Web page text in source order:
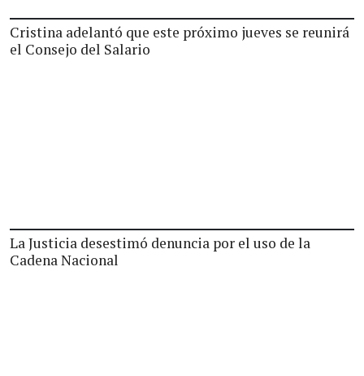
Cristina adelantó que este próximo jueves se reunirá
el Consejo del Salario
La Justicia desestimó denuncia por el uso de la
Cadena Nacional